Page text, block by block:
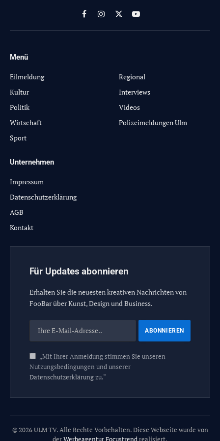
FacebookInstagram
X
(Twitter)
YouTube
Menü
Eilmeldung
Kultur
Politik
Wirtschaft
Sport
Regional
Interviews
Videos
Polizeimeldungen Ulm
Unternehmen
Impressum
Datenschutzerklärung
AGB
Kontakt
Für Updates abonnieren
Erhalten Sie die neuesten kreativen Nachrichten von
FooBar über Kunst, Design und Business.
„Mit Ihrer Anmeldung stimmen Sie unseren
Nutzungsbedingungen und unserer
Datenschutzerklärungzu.“
© 2026 ULM TV. Alle Rechte Vorbehalten. Diese Webseite wurde von
derWerbeagentur Focustrend realisiert.